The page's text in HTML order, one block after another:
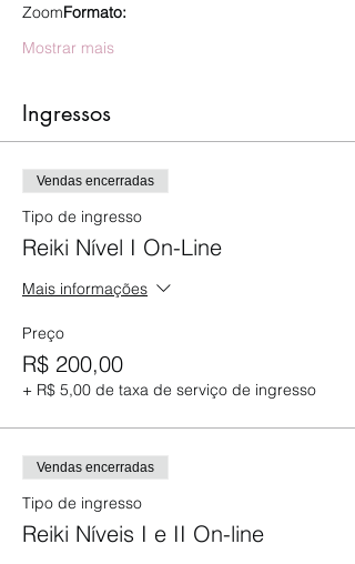
ZoomFormato:
Mostrar mais
Ingressos
Vendas encerradas
Tipo de ingresso
Reiki Nível I On-Line
Mais informações
Preço
R$ 200,00
+ R$ 5,00 de taxa de serviço de ingresso
Vendas encerradas
Tipo de ingresso
Reiki Níveis I e II On-line